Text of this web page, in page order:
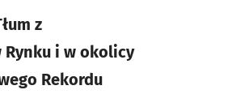
z
i w okolicy
Rekordu